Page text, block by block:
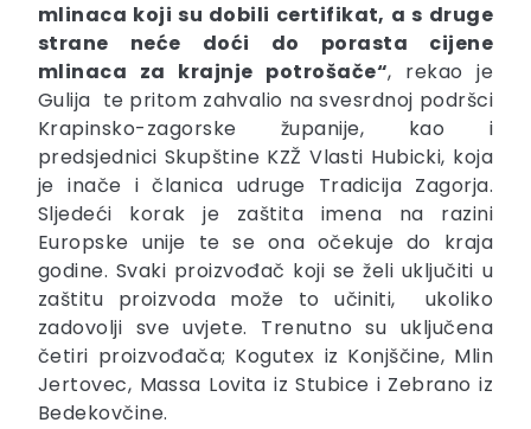
mlinaca koji su dobili certifikat, a s druge
strane neće doći do porasta cijene
mlinaca za krajnje potrošače“, rekao je
Gulija te pritom zahvalio na svesrdnoj podršci
Krapinsko-zagorske županije, kao i
predsjednici Skupštine KZŽ Vlasti Hubicki, koja
je inače i članica udruge Tradicija Zagorja.
Sljedeći korak je zaštita imena na razini
Europske unije te se ona očekuje do kraja
godine. Svaki proizvođač koji se želi uključiti u
zaštitu proizvoda može to učiniti, ukoliko
zadovolji sve uvjete. Trenutno su uključena
četiri proizvođača; Kogutex iz Konjščine, Mlin
Jertovec, Massa Lovita iz Stubice i Zebrano iz
Bedekovčine.